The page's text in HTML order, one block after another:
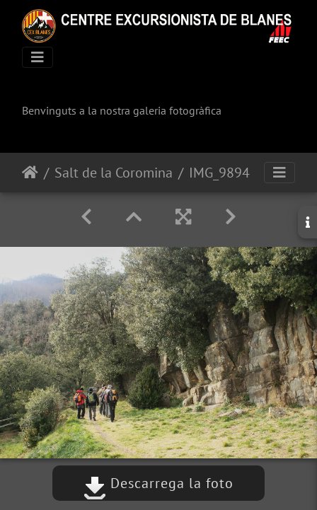
Benvinguts a la nostra galeria fotogràfica
Salt de la Coromina IMG_9894
Descarrega la foto